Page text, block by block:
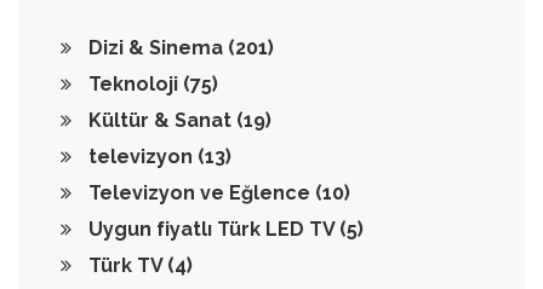
Dizi & Sinema (201)
Teknoloji (75)
Kültür & Sanat (19)
televizyon (13)
Televizyon ve Eğlence (10)
Uygun fiyatlı Türk LED TV (5)
Türk TV (4)